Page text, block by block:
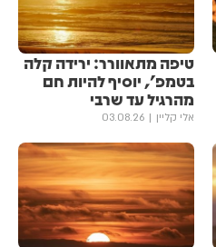
טיפה מתאוורר: ירידה קלה
בטמפ', יוסיף להיות חם
מהרגיל עד שרבי
אלי קליין 03.08.26